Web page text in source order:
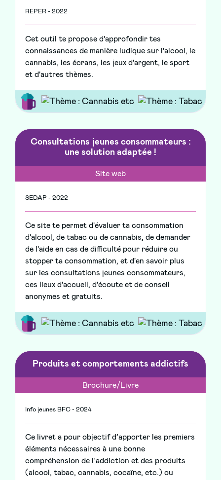
REPER - 2022
Cet outil te propose d'approfondir tes
connaissances de manière ludique sur l'alcool, le
cannabis, les écrans, les jeux d'argent, le sport
et d'autres thèmes.
Consultations jeunes consommateurs :
une solution adaptée !
Site web
SEDAP - 2022
Ce site te permet d'évaluer ta consommation
d'alcool, de tabac ou de cannabis, de demander
de l'aide en cas de difficulté pour réduire ou
stopper ta consommation, et d'en savoir plus
sur les consultations jeunes consommateurs,
ces lieux d'accueil, d'écoute et de conseil
anonymes et gratuits.
Produits et comportements addictifs
Brochure/Livre
Info jeunes BFC - 2024
Ce livret a pour objectif d’apporter les premiers
éléments nécessaires à une bonne
compréhension de l’addiction et des produits
(alcool, tabac, cannabis, cocaïne, etc.) ou